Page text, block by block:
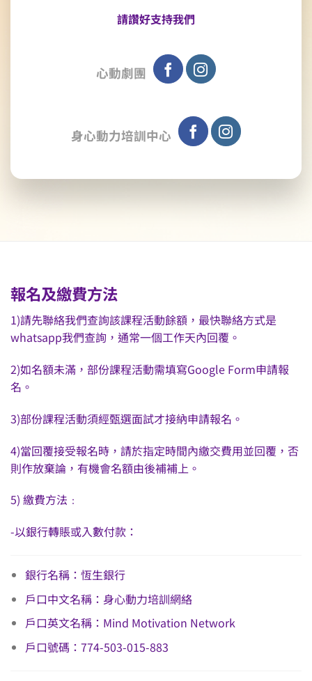
請讚好支持我們
心動劇團
身心動力培訓中心
報名及繳費方法
1)請先聯絡我們查詢該課程活動餘額，最快聯絡方式是
whatsapp我們查詢，通常一個工作天內回覆。
2)如名額未滿，部份課程活動需填寫Google Form申請報
名。
3)部份課程活動須經甄選面試才接納申請報名。
4)當回覆接受報名時，請於指定時間內繳交費用並回覆，否
則作放棄論，有機會名額由後補補上。
5) 繳費方法﹕
-以銀行轉賬或入數付款：
銀行名稱：恆生銀行
戶口中文名稱：身心動力培訓網絡
戶口英文名稱：Mind Motivation Network
戶口號碼：774-503-015-883